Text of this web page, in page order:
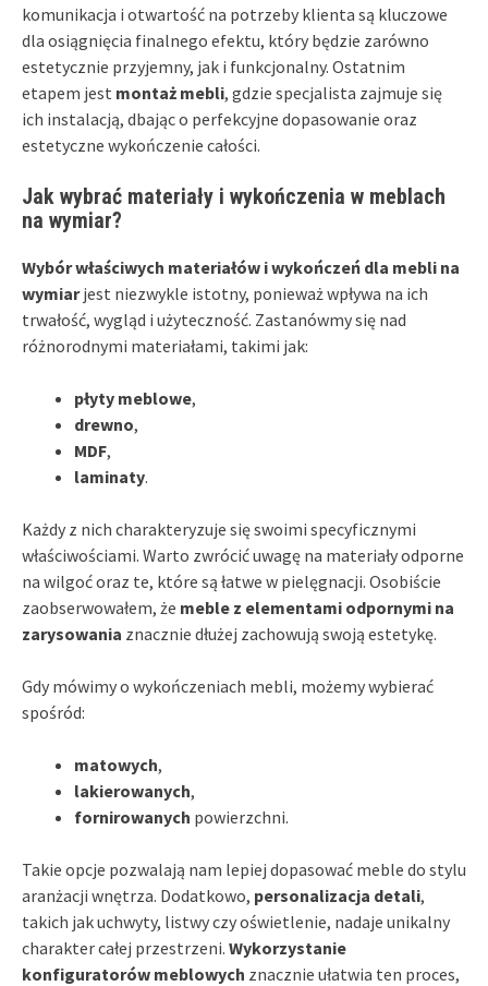
komunikacja i otwartość na potrzeby klienta są kluczowe
dla osiągnięcia finalnego efektu, który będzie zarówno
estetycznie przyjemny, jak i funkcjonalny. Ostatnim
etapem jest montaż mebli, gdzie specjalista zajmuje się
ich instalacją, dbając o perfekcyjne dopasowanie oraz
estetyczne wykończenie całości.
Jak wybrać materiały i wykończenia w meblach
na wymiar?
Wybór właściwych materiałów i wykończeń dla mebli na
wymiarjest niezwykle istotny, ponieważ wpływa na ich
trwałość, wygląd i użyteczność. Zastanówmy się nad
różnorodnymi materiałami, takimi jak:
płyty meblowe,
drewno,
MDF,
laminaty.
Każdy z nich charakteryzuje się swoimi specyficznymi
właściwościami. Warto zwrócić uwagę na materiały odporne
na wilgoć oraz te, które są łatwe w pielęgnacji. Osobiście
zaobserwowałem, że meble z elementami odpornymi na
zarysowania znacznie dłużej zachowują swoją estetykę.
Gdy mówimy o wykończeniach mebli, możemy wybierać
spośród:
matowych,
lakierowanych,
fornirowanych powierzchni.
Takie opcje pozwalają nam lepiej dopasować meble do stylu
aranżacji wnętrza. Dodatkowo, personalizacja detali,
takich jak uchwyty, listwy czy oświetlenie, nadaje unikalny
charakter całej przestrzeni. Wykorzystanie
konfiguratorów meblowych znacznie ułatwia ten proces,